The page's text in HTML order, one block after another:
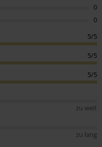
0
0
5/5
5/5
5/5
zu weit
zu lang